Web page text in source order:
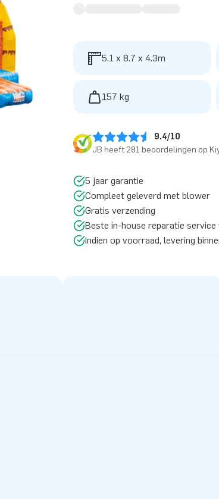
5.1 x 8.7 x 4.3m
157 kg
9.4/10
JB heeft 281 beoordelingen op
5 jaar garantie
Compleet geleverd met blower
Gratis verzending
Beste in-house reparatie service
Indien op voorraad, levering